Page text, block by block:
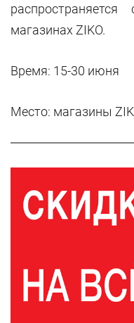
магазинах ZIKO.
Время: 15-30 июня
Место: магазины